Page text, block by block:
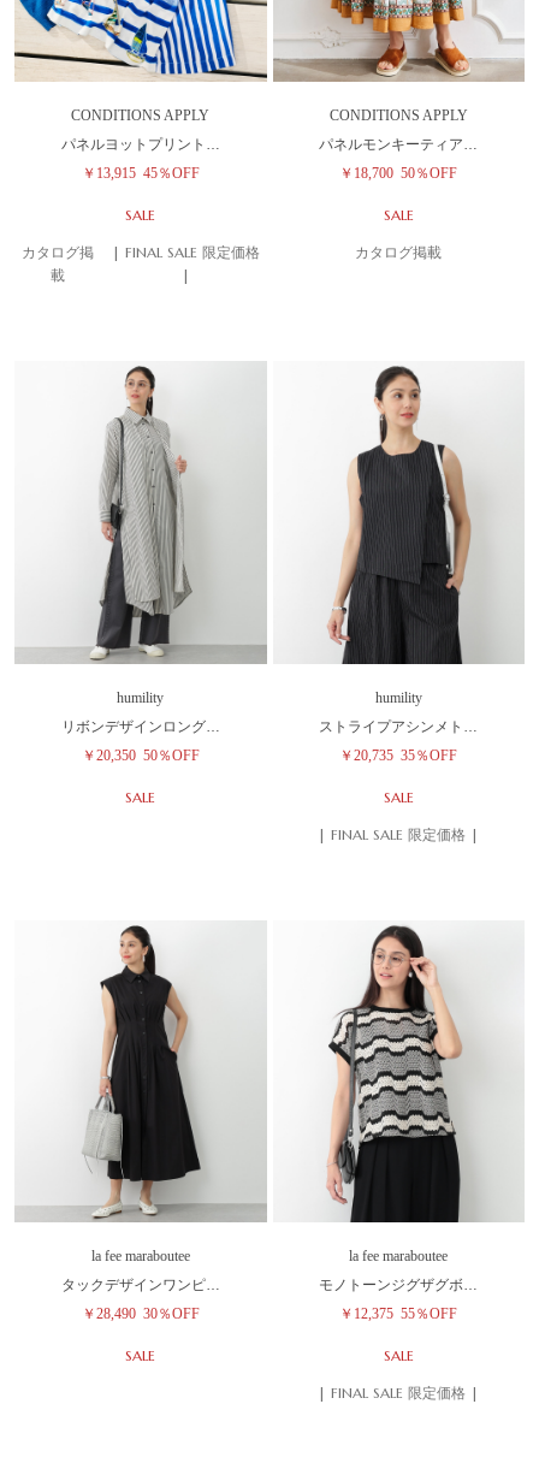
CONDITIONS APPLY
パネルヨットプリント…
￥13,915 45％OFF
SALE
カタログ掲
載
| FINAL SALE 限定価格
|
CONDITIONS APPLY
パネルモンキーティア…
￥18,700 50％OFF
SALE
カタログ掲載
humility
リボンデザインロング…
￥20,350 50％OFF
SALE
humility
ストライプアシンメト…
￥20,735 35％OFF
SALE
| FINAL SALE 限定価格 |
la fee maraboutee
タックデザインワンピ…
￥28,490 30％OFF
SALE
la fee maraboutee
モノトーンジグザグボ…
￥12,375 55％OFF
SALE
| FINAL SALE 限定価格 |